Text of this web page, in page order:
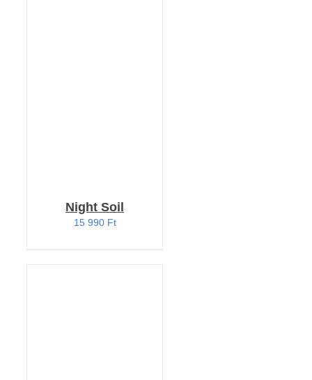
Night Soil
15 990 Ft